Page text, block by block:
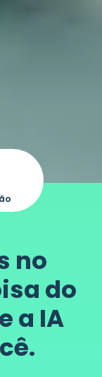
no
do
a IA